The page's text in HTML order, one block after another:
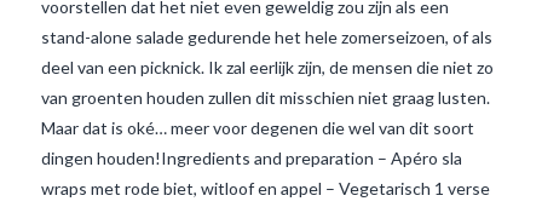
VIEW POST
voorstellen dat het niet even geweldig zou zijn als een
stand-alone salade gedurende het hele zomerseizoen, of als
deel van een picknick. Ik zal eerlijk zijn, de mensen die niet zo
van groenten houden zullen dit misschien niet graag lusten.
Maar dat is oké… meer voor degenen die wel van dit soort
dingen houden!Ingredients and preparation – Apéro sla
wraps met rode biet, witloof en appel – Vegetarisch 1 verse